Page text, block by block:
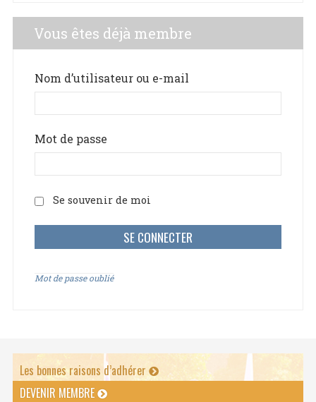
Vous êtes déjà membre
Nom d’utilisateur ou e-mail
Mot de passe
Se souvenir de moi
Mot de passe oublié
Les bonnes raisons d’adhérer
DEVENIR MEMBRE